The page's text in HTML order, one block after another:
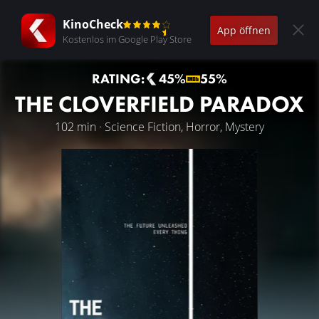
KinoCheck
Kostenlos im Google Play Store
App öffnen
RATING: 45% 55%
THE CLOVERFIELD PARADOX
102 min · Science Fiction, Horror, Mystery